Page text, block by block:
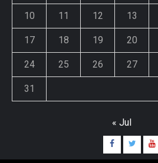
10 11 12 13
17 18 19 20
24 25 26 27
31
« Jul